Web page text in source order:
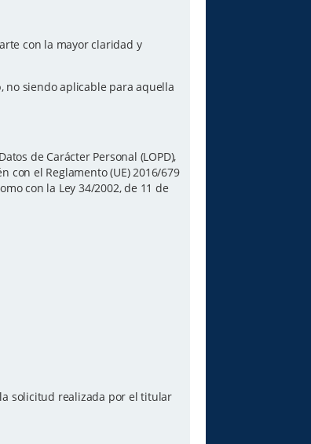
con la mayor claridad y
no siendo aplicable para aquella
de Carácter Personal (LOPD),
con el Reglamento (UE) 2016/679
con la Ley 34/2002, de 11 de
solicitud realizada por el titular